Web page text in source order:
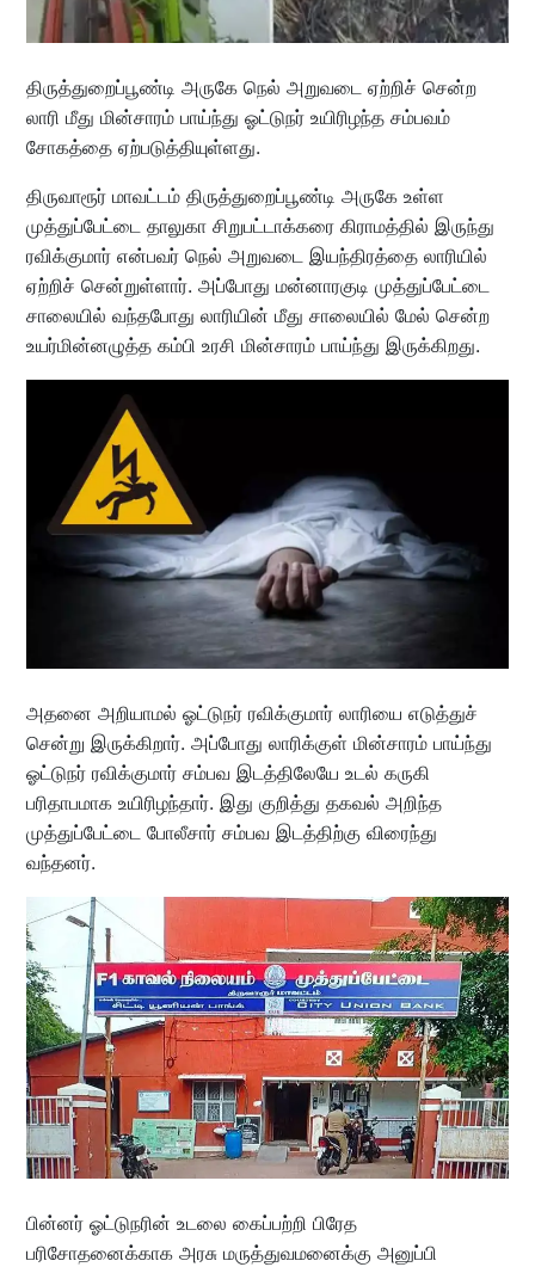
திருத்துறைப்பூண்டி அருகே நெல் அறுவடை ஏற்றிச் சென்ற
லாரி மீது மின்சாரம் பாய்ந்து ஓட்டுநர் உயிரிழந்த சம்பவம்
சோகத்தை ஏற்படுத்தியுள்ளது.
திருவாரூர் மாவட்டம் திருத்துறைப்பூண்டி அருகே உள்ள
முத்துப்பேட்டை தாலுகா சிறுபட்டாக்கரை கிராமத்தில் இருந்து
ரவிக்குமார் என்பவர் நெல் அறுவடை இயந்திரத்தை லாரியில்
ஏற்றிச் சென்றுள்ளார். அப்போது மன்னாரகுடி முத்துப்பேட்டை
சாலையில் வந்தபோது லாரியின் மீது சாலையில் மேல் சென்ற
உயர்மின்னழுத்த கம்பி உரசி மின்சாரம் பாய்ந்து இருக்கிறது.
அதனை அறியாமல் ஓட்டுநர் ரவிக்குமார் லாரியை எடுத்துச்
சென்று இருக்கிறார். அப்போது லாரிக்குள் மின்சாரம் பாய்ந்து
ஓட்டுநர் ரவிக்குமார் சம்பவ இடத்திலேயே உடல் கருகி
பரிதாபமாக உயிரிழந்தார். இது குறித்து தகவல் அறிந்த
முத்துப்பேட்டை போலீசார் சம்பவ இடத்திற்கு விரைந்து
வந்தனர்.
பின்னர் ஓட்டுநரின் உடலை கைப்பற்றி பிரேத
பரிசோதனைக்காக அரசு மருத்துவமனைக்கு அனுப்பி